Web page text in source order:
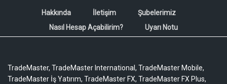
Hakkında İletişim
Şubelerimiz
Nasıl Hesap Açabilirim?
Uyarı Notu
TradeMaster, TradeMaster International, TradeMaster Mobile,
TradeMaster İş Yatırım, TradeMaster FX, TradeMaster FX Plus,